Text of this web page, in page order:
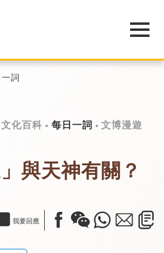
詞
文化百科 每日一詞 文博漫遊
」與天神有關？
我要回應